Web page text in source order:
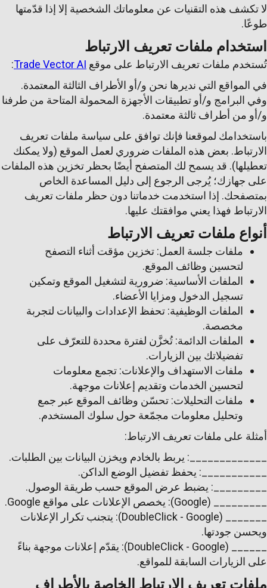
لا تكشف هذه التقنيات عن معلوماتك الشخصية إلا إذا قدّمتها
طوعًا.
استخدام ملفات تعريف الارتباط
تُستخدم ملفات تعريف الارتباط على موقع Trade Vector AI
:
في المواقع التي نديرها نحن و/أو الأطراف الثالثة المعتمدة.
وفي البرامج و/أو تطبيقات الأجهزة المحمولة المتاحة من طرفنا
و/أو من أطراف ثالثة معتمدة.
باستخدامك لموقعنا فإنك توافق على سياسة ملفات تعريف
الارتباط. بعض هذه الملفات ضروري لعمل الموقع (ولا يمكنك
تعطيلها). قد يسمح لك المتصفح أيضًا بحظر تخزين هذه الملفات
على جهازك؛ يُرجى الرجوع إلى دليل المساعدة الخاص
بمتصفحك. إذا استخدمت خدماتنا دون حظر ملفات تعريف
الارتباط فهذا يعني موافقتك عليها.
أنواع ملفات تعريف الارتباط
ملفات جلسة العمل: تخزين مؤقت أثناء التصفح
لتحسين وظائف الموقع.
الملفات الأساسية: ضرورية لتشغيل الموقع وتمكين
تسجيل الدخول ومزايا الأعضاء.
الملفات الوظيفية: تحفظ الإعدادات والبيانات لتجربة
مخصصة.
الملفات الدائمة: تُخزَّن لفترة محددة للتعرّف على
تفضيلاتك بين الزيارات.
ملفات الاستهداف والإعلانات: تجمع معلومات
لتحسين الخدمات وتقديم إعلانات موجهة.
ملفات التحليلات: تحسّن وظائف الموقع عبر جمع
وتحليل معلومات مجمّعة حول سلوك المستخدم.
أمثلة على ملفات تعريف الارتباط:
_____________: يربط بالخادم ويخزن البيانات بين الطلبات.
___________: يحفظ تفضيل الوضع الداكن.
_________: يضبط عرض الموقع حسب طريقة الوصول.
_________ (Google): يخصص الإعلانات على مواقع Google.
_______ (DoubleClick - Google): يتجنب تكرار الإعلانات
ويحسن جودتها.
______ (DoubleClick - Google): يقدّم إعلانات موجهة بناءً
على الزيارات السابقة للمواقع.
ملفات تعريف الارتباط الخاصة بالأطراف